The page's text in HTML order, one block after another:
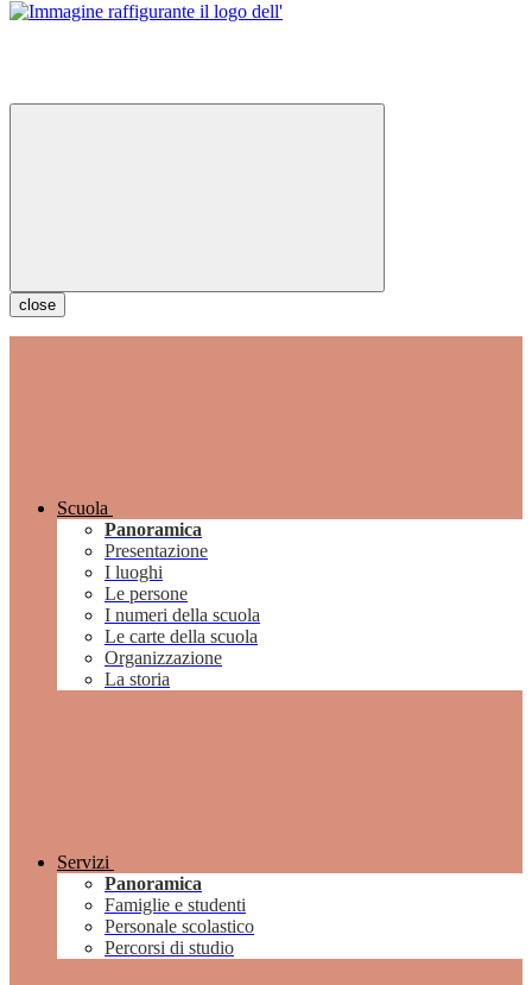
close
Scuola
Panoramica
Presentazione
I luoghi
Le persone
I numeri della scuola
Le carte della scuola
Organizzazione
La storia
Servizi
Panoramica
Famiglie e studenti
Personale scolastico
Percorsi di studio